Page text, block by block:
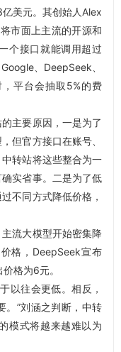
美元。其创始人Alex
市面上主流的开源和
个接口就能调用超过
、DeepSeek、
平台会抽取5%的费
主要原因，一是为了
但官方接口在账号、
转站将这些整合为一
实省事。二是为了低
不同方式降低价格，
流大模型开始密集降
格，DeepSeek宣布
格为6元。
往会更低。相反，
。”刘涵之判断，中转
模式将越来越难以为